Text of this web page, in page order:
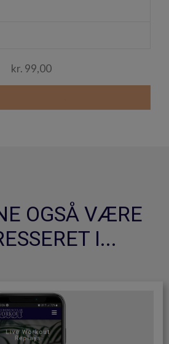
kr. 99,00
OGSÅ VÆRE
I...